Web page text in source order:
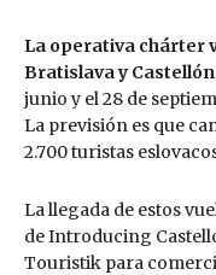
La operativa chárter
Bratislava y
junio y el 28 de
La previsión es que
2.700 turistas
La llegada de estos
de Introducing
Touristik para